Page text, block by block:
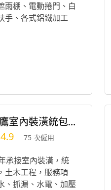
雨棚、電動捲門、白
手、各式鋁鐵加工
耀鷹室內裝潢統包水電工程
4.9 75 次僱用
承接室內裝潢，統
土木工程，服務項
、抓漏、水電、加壓